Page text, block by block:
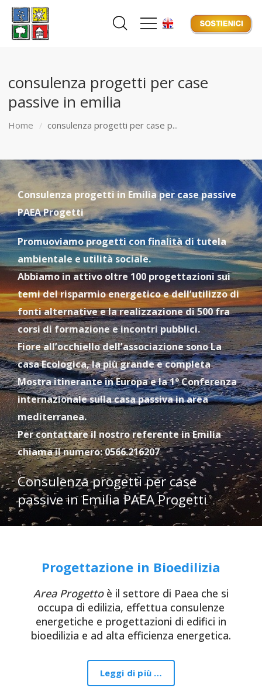
consulenza progetti per case
passive in emilia
Home consulenza progetti per case p...
Consulenza progetti in Emilia per case passive
PAEA Progetti
Promuoviamo progetti con finalità di tutela
ambientale e utilità sociale.
Abbiamo in attivo oltre 100 progettazioni sui
temi del risparmio energetico e dell’utilizzo di
fonti alternative e la realizzazione di 500 fra
corsi di formazione e incontri pubblici.
Fiore all’occhiello dell’associazione sono La
casa Ecologica, la più grande e completa
Mostra itinerante in Europa e la 1° Conferenza
internazionale sulla casa passiva in area
mediterranea.
Per contattare il nostro referente in Emilia
chiama il numero: 0566.216207
Consulenza progetti per case
passive in Emilia PAEA Progetti
Progettazione in Bioedilizia
Area Progettoè il settore di Paea che si
occupa di edilizia, effettua consulenze
energetiche e progettazioni di edifici in
bioedilizia e ad alta efficienza energetica.
Leggi di più …